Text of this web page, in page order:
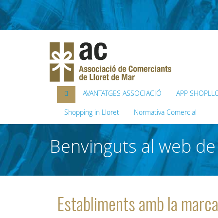
AVANTATGES ASSOCIACIÓ APP
Shopping in Lloret Normativa Comercial
Benvinguts al web
Establiments amb la